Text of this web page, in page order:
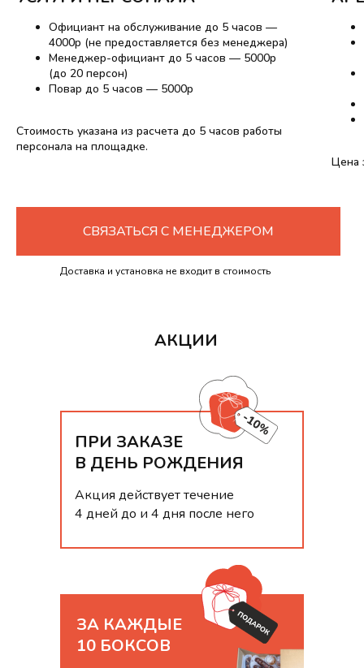
Официант на обслуживание до 5 часов —
4000р (не предоставляется без менеджера)
Менеджер-официант до 5 часов — 5000р
(до 20 персон)
Повар до 5 часов — 5000р
Стоимость указана из расчета до 5 часов работы
персонала на площадке.
Цена
СВЯЗАТЬСЯ С МЕНЕДЖЕРОМ
Доставка и установка не входит в стоимость
АКЦИИ
ПРИ ЗАКАЗЕ
В ДЕНЬ РОЖДЕНИЯ
Акция действует течение
4 дней до и 4 дня после него
ЗА КАЖДЫЕ
10 БОКСОВ